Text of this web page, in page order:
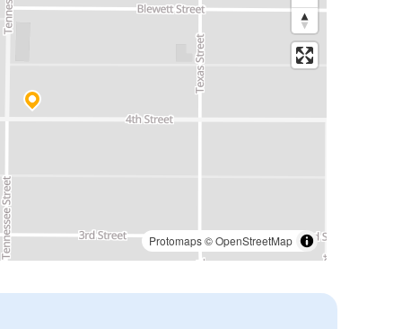
Protomaps©OpenStreetMap